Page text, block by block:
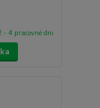
- 4 pracovné dni